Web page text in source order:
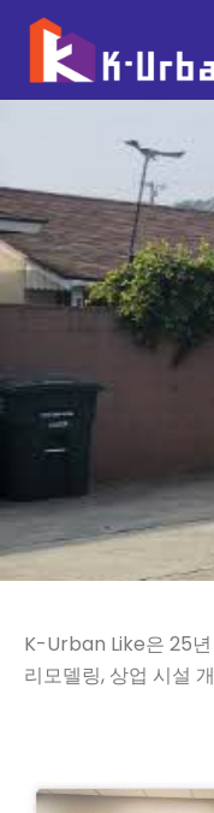
로
뛰
기
K-Urban Like은 25년
리모델링, 상업 시설